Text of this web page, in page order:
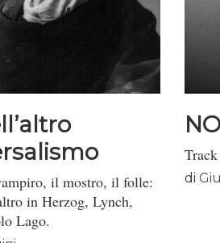
il mostro, il folle:
in Herzog, Lynch,
Lago.
di